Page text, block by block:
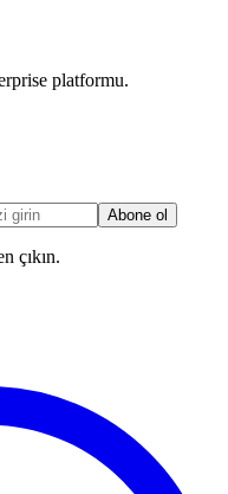
platformu.
Abone ol
çıkın.